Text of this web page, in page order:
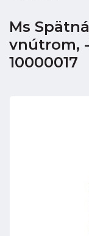
Ms
vnútrom, -
10000017